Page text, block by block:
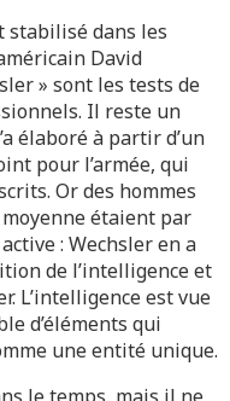
stabilisé dans les
David
» sont les tests de
Il reste un
élaboré à partir d’un
pour l’armée, qui
Or des hommes
étaient par
: Wechsler en a
de l’intelligence et
L’intelligence est vue
d’éléments qui
une entité unique.